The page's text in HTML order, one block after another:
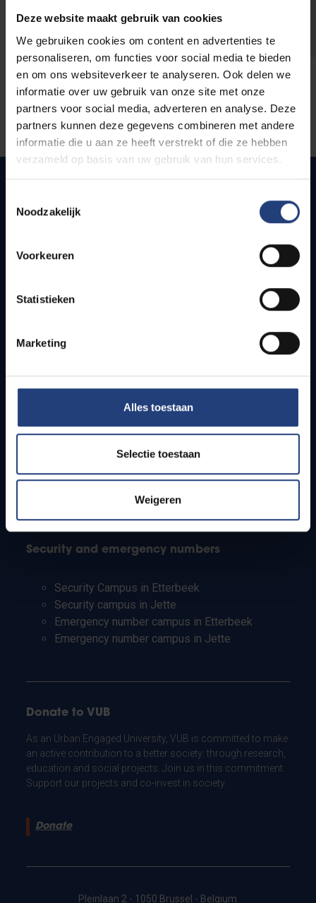
Deze website maakt gebruik van cookies
We gebruiken cookies om content en advertenties te
personaliseren, om functies voor social media te bieden
en om ons websiteverkeer te analyseren. Ook delen we
informatie over uw gebruik van onze site met onze
partners voor social media, adverteren en analyse. Deze
partners kunnen deze gegevens combineren met andere
informatie die u aan ze heeft verstrekt of die ze hebben
verzameld op basis van uw gebruik van hun services.
Noodzakelijk
Voorkeuren
Statistieken
Marketing
Alles toestaan
Selectie toestaan
Weigeren
Quick links
How to get to the VUB campuses
Students
PhD students
Teachers and secondary schools
Working students
Security and emergency numbers
Security Campus in Etterbeek
Security campus in Jette
Emergency number campus in Etterbeek
Emergency number campus in Jette
Donate to VUB
As an Urban Engaged University, VUB is committed to make
an active contribution to a better society: through research,
education and social projects. Join us in this commitment.
Support our projects and co-invest in society.
Donate
Pleinlaan 2 - 1050 Brussel - Belgium